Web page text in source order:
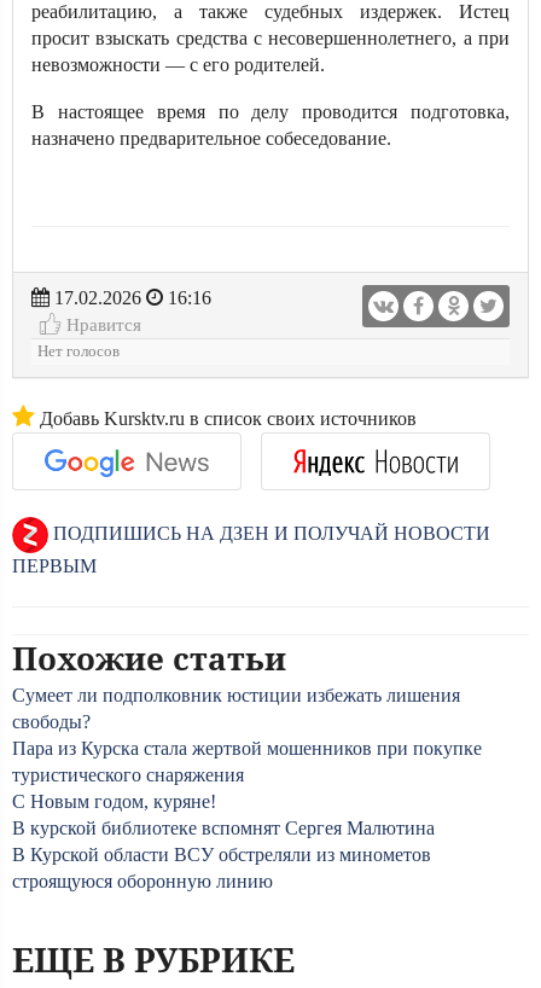
реабилитацию, а также судебных издержек. Истец
просит взыскать средства с несовершеннолетнего, а при
невозможности — с его родителей.
В настоящее время по делу проводится подготовка,
назначено предварительное собеседование.
17.02.2026
16:16
Нравится
Нет голосов
Добавь Kursktv.ru в список своих источников
ПОДПИШИСЬ НА ДЗЕН И ПОЛУЧАЙ НОВОСТИ
ПЕРВЫМ
Похожие статьи
Сумеет ли подполковник юстиции избежать лишения
свободы?
Пара из Курска стала жертвой мошенников при покупке
туристического снаряжения
С Новым годом, куряне!
В курской библиотеке вспомнят Сергея Малютина
В Курской области ВСУ обстреляли из минометов
строящуюся оборонную линию
ЕЩЕ В РУБРИКЕ